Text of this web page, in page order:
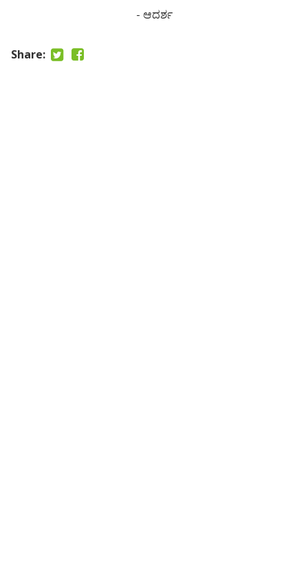
- ಆದರ್ಶ
Share: